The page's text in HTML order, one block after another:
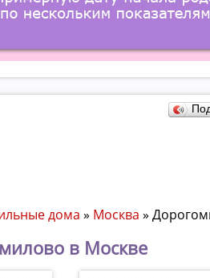
дома » Москва »
в Москве